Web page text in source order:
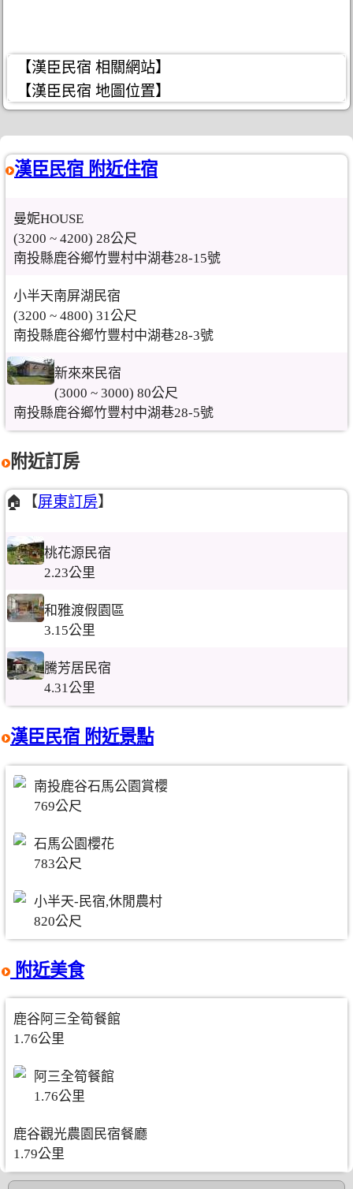
【漢臣民宿 相關網站】
【漢臣民宿 地圖位置】
漢臣民宿 附近住宿
曼妮HOUSE
(3200 ~ 4200) 28公尺
南投縣鹿谷鄉竹豐村中湖巷28-15號
小半天南屏湖民宿
(3200 ~ 4800) 31公尺
南投縣鹿谷鄉竹豐村中湖巷28-3號
新來來民宿
(3000 ~ 3000) 80公尺
南投縣鹿谷鄉竹豐村中湖巷28-5號
附近訂房
🏠【屏東訂房】
桃花源民宿
2.23公里
和雅渡假園區
3.15公里
騰芳居民宿
4.31公里
漢臣民宿 附近景點
南投鹿谷石馬公園賞櫻
769公尺
石馬公園櫻花
783公尺
小半天-民宿,休閒農村
820公尺
附近美食
鹿谷阿三全筍餐館
1.76公里
阿三全筍餐館
1.76公里
鹿谷觀光農園民宿餐廳
1.79公里